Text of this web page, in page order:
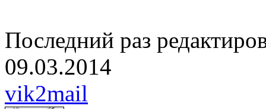
Последний раз
09.03.2014
vik2mail